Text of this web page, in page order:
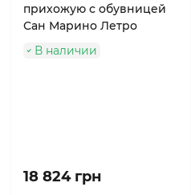
прихожую с обувницей
Сан Марино Летро
В наличии
18 824 грн